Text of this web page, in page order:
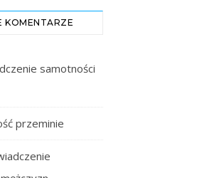
KOMENTARZE
samotności
przeminie